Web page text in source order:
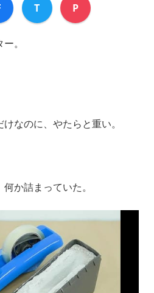
T P
。
なのに、やたらと重い。
か詰まっていた。